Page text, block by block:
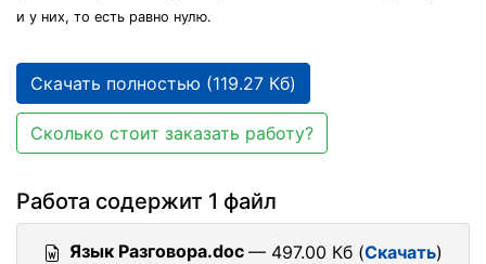
и у них, то есть равно нулю.
Скачать полностью (119.27 Кб)
Сколько стоит заказать работу?
Работа содержит 1 файл
Язык Разговора.doc — 497.00 Кб (Скачать)